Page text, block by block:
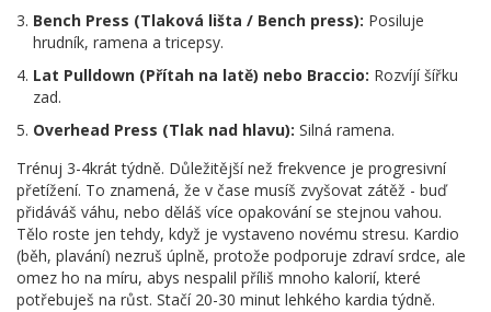
Bench Press (Tlaková lišta / Bench press): Posiluje
hrudník, ramena a tricepsy.
Lat Pulldown (Přítah na latě) nebo Braccio: Rozvíjí šířku
zad.
Overhead Press (Tlak nad hlavu): Silná ramena.
Trénuj 3-4krát týdně. Důležitější než frekvence je progresivní
přetížení. To znamená, že v čase musíš zvyšovat zátěž - buď
přidáváš váhu, nebo děláš více opakování se stejnou vahou.
Tělo roste jen tehdy, když je vystaveno novému stresu. Kardio
(běh, plavání) nezruš úplně, protože podporuje zdraví srdce, ale
omez ho na míru, abys nespalil příliš mnoho kalorií, které
potřebuješ na růst. Stačí 20-30 minut lehkého kardia týdně.